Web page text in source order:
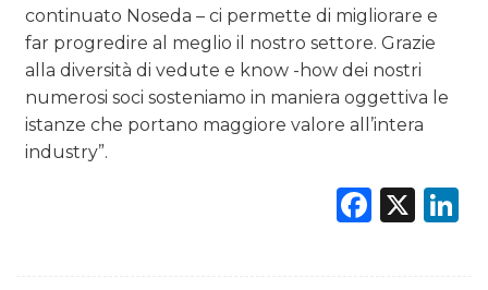
continuato Noseda – ci permette di migliorare e
far progredire al meglio il nostro settore. Grazie
alla diversità di vedute e know -how dei nostri
numerosi soci sosteniamo in maniera oggettiva le
istanze che portano maggiore valore all’intera
industry”.
X